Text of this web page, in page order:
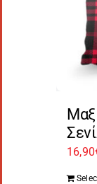
16,90